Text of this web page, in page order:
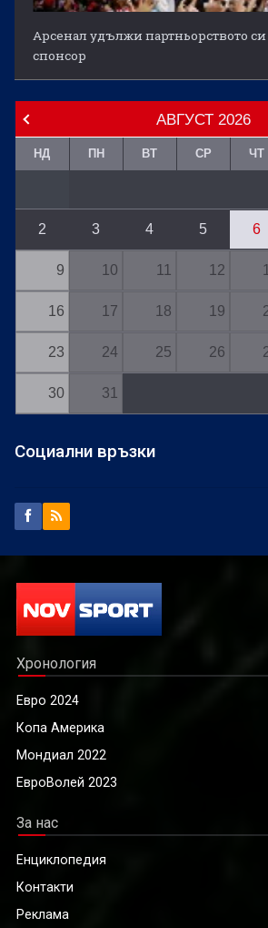
Арсенал удължи партньорството
спонсор
АВГУСТ 2026
НД ПН ВТ СР ЧТ
2 3 4 5 6
9 10 11 12
16 17 18 19
23 24 25 26
30 31
Социални връзки
Хронология
Евро 2024
Копа Америка
Мондиал 2022
ЕвроВолей 2023
За нас
Енциклопедия
Контакти
Реклама